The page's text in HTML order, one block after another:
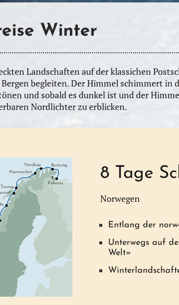
Winter
Landschaften auf der klassichen
begleiten. Der Himmel schimmert in
und sobald es dunkel ist und der
Nordlichter zu erblicken.
8 Tage
Norwegen
Entlang der
Unterwegs auf
Welt»